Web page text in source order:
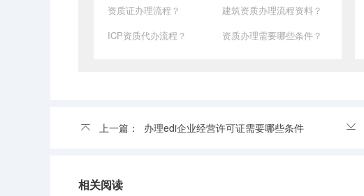
资质证办理流程？
建筑资质办理流程资料？
ICP资质代办流程？
资质办理需要哪些条件？
上一篇： 办理edi企业经营许可证需要哪些条件
相关阅读